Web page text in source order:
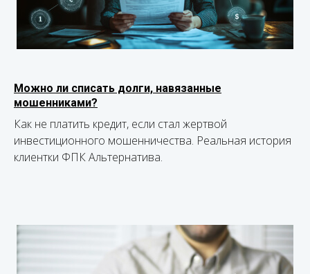
Можно ли списать долги, навязанные
мошенниками?
Как не платить кредит, если стал жертвой
инвестиционного мошенничества. Реальная история
клиентки ФПК Альтернатива.